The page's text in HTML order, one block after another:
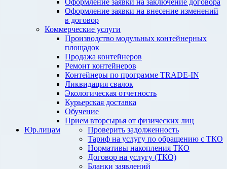
Оформление заявки на заключение договора
Оформление заявки на внесение изменений
в договор
Коммерческие услуги
Производство модульных контейнерных
площадок
Продажа контейнеров
Ремонт контейнеров
Контейнеры по программе TRADE-IN
Ликвидация свалок
Экологическая отчетность
Курьерская доставка
Обучение
Прием вторсырья от физических лиц
Проверить задолженность
Тариф на услугу по обращению с ТКО
Нормативы накопления ТКО
Договор на услугу (ТКО)
Бланки заявлений
Юр.лицам